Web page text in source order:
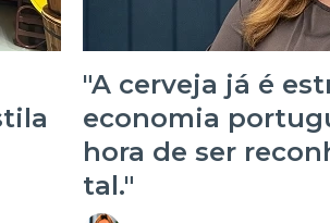
"A cerveja já é
economia
hora de ser
tal."